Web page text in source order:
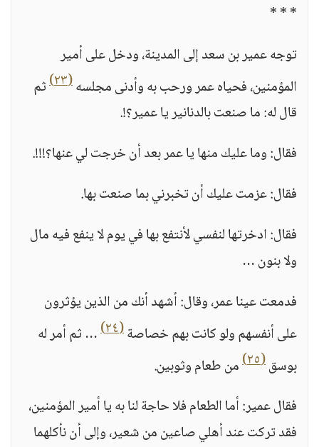
* * *
توجه عمير بن سعد إلى المدينة، ودخل على أمير
المؤمنين، فحياه عمر ورحب به وأدنى مجلسه(٢٣)
ثم
قال له: ما صنعت بالدنانير يا عمير؟!.
فقال: وما عليك منها يا عمر بعد أن خرجت لي عنها؟!!!.
فقال: عزمت عليك أن تخبرني بما صنعت بها.
فقال: ادخرتها لنفسي لأنتفع بها في يوم لا ينفع فيه مال
ولا بنون …
فدمعت عينا عمر، وقال: أشهد أنك من الذين يؤثرون
على أنفسهم ولو كانت بهم خصاصة(٢٤)
… ثم أمر له
بوسق(٢٥)
من طعام وثوبين.
فقال عمير: أما الطعام فلا حاجة لنا به يا أمير المؤمنين،
فقد تركت عند أهلي صاعين من شعير، وإلى أن نأكلهما